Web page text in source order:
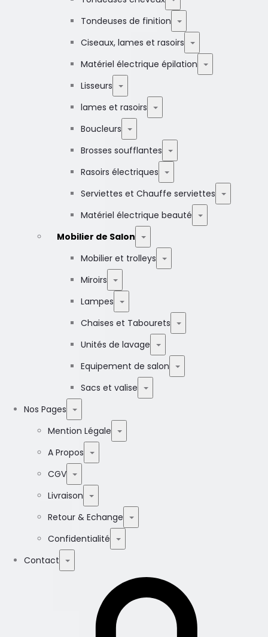
Tondeuses de finition
Ciseaux, lames et rasoirs
Matériel électrique épilation
Lisseurs
lames et rasoirs
Boucleurs
Brosses soufflantes
Rasoirs électriques
Serviettes et Chauffe serviettes
Matériel électrique beauté
Mobilier de Salon
Mobilier et trolleys
Miroirs
Lampes
Chaises et Tabourets
Unités de lavage
Equipement de salon
Sacs et valise
Nos Pages
Mention Légale
A Propos
CGV
Livraison
Retour & Echange
Confidentialité
Contact